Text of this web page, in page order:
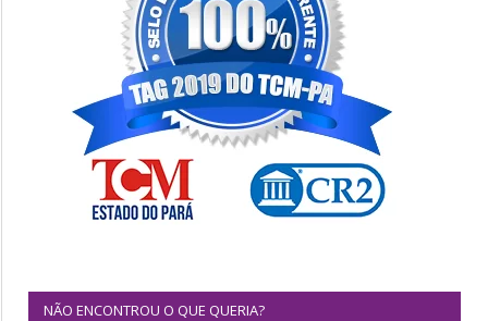
NÃO ENCONTROU O QUE QUERIA?